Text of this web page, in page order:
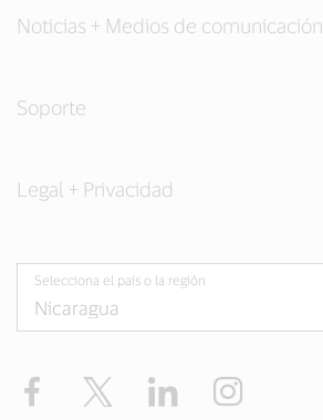
Noticias + Medios de comunicación
Soporte
Legal + Privacidad
Selecciona el país o la región
Facebook Twitter LinkedIn